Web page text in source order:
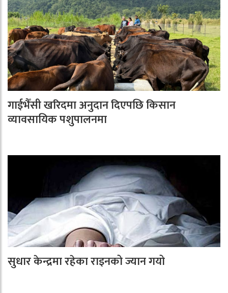
गाईभैँसी खरिदमा अनुदान दिएपछि किसान
व्यावसायिक पशुपालनमा
सुधार केन्द्रमा रहेका राइनको ज्यान गयो